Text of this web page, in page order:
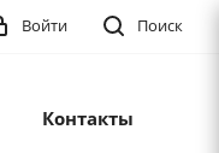
Поиск
Войти
Контакты